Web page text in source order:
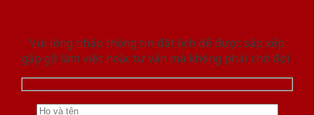
Vui lòng nhập thông tin đặt lịch để được sắp xếp
gặp gỡ làm việc hoăc tư vấn mà không phải chờ đợi.